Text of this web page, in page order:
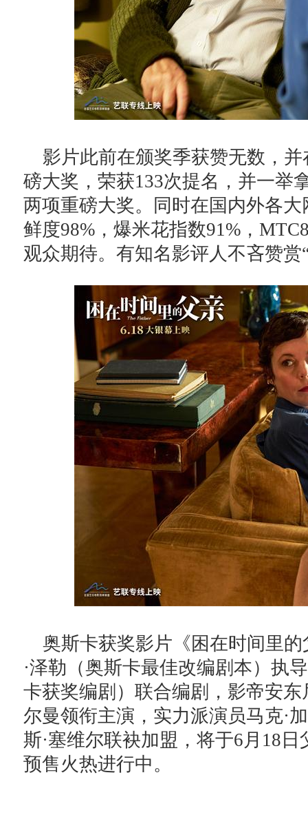
影片此前在颁奖季获赞无数，
磅大奖，荣获133次提名，并一举
两项重磅大奖。同时在国内外各
鲜度98%，爆米花指数91%，
观众期待。有知名影评人不吝赞
奥斯卡获奖影片《困在时间里
·泽勒（奥斯卡最佳改编剧本）执
卡获奖编剧）联合编剧，影帝安东
尔曼领衔主演，实力派演员马克·
斯·塞维尔联袂加盟，将于6月18
预售火热进行中。